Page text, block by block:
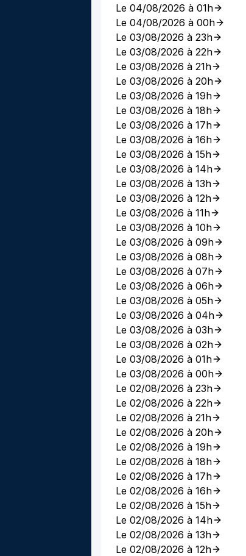
Le 04/08/2026 à 01h
Le 04/08/2026 à 00h
Le 03/08/2026 à 23h
Le 03/08/2026 à 22h
Le 03/08/2026 à 21h
Le 03/08/2026 à 20h
Le 03/08/2026 à 19h
Le 03/08/2026 à 18h
Le 03/08/2026 à 17h
Le 03/08/2026 à 16h
Le 03/08/2026 à 15h
Le 03/08/2026 à 14h
Le 03/08/2026 à 13h
Le 03/08/2026 à 12h
Le 03/08/2026 à 11h
Le 03/08/2026 à 10h
Le 03/08/2026 à 09h
Le 03/08/2026 à 08h
Le 03/08/2026 à 07h
Le 03/08/2026 à 06h
Le 03/08/2026 à 05h
Le 03/08/2026 à 04h
Le 03/08/2026 à 03h
Le 03/08/2026 à 02h
Le 03/08/2026 à 01h
Le 03/08/2026 à 00h
Le 02/08/2026 à 23h
Le 02/08/2026 à 22h
Le 02/08/2026 à 21h
Le 02/08/2026 à 20h
Le 02/08/2026 à 19h
Le 02/08/2026 à 18h
Le 02/08/2026 à 17h
Le 02/08/2026 à 16h
Le 02/08/2026 à 15h
Le 02/08/2026 à 14h
Le 02/08/2026 à 13h
Le 02/08/2026 à 12h